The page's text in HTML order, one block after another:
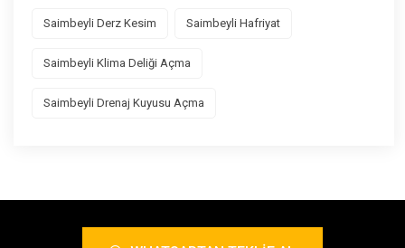
Saimbeyli Derz Kesim Saimbeyli Hafriyat
Saimbeyli Klima Deliği Açma
Saimbeyli Drenaj Kuyusu Açma